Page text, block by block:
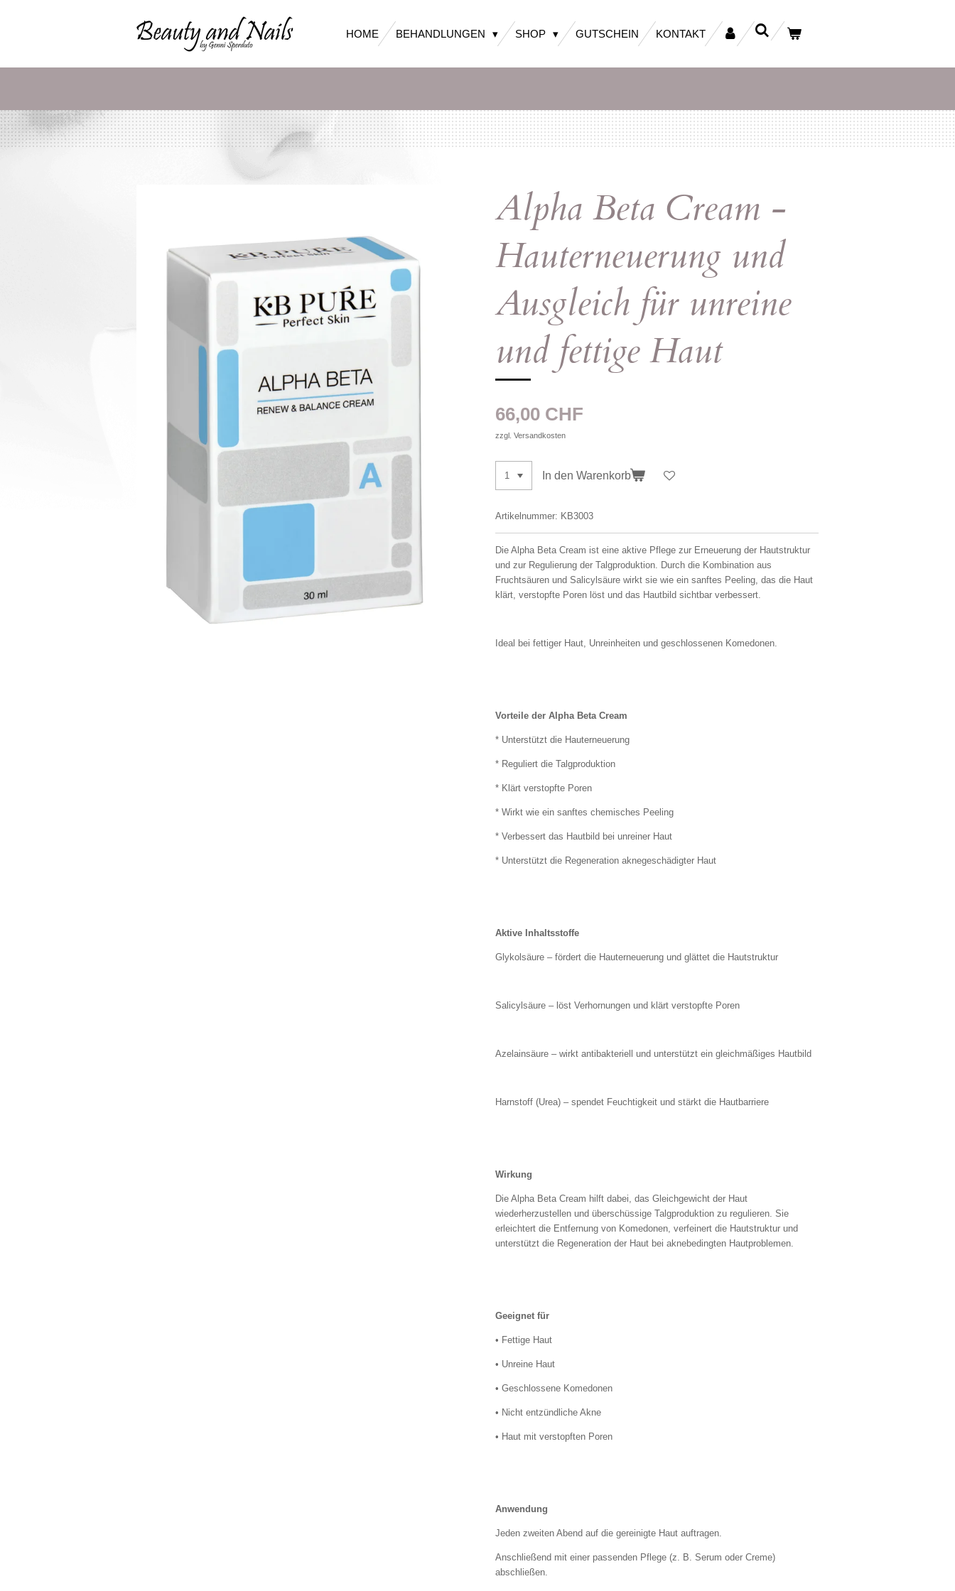
HOME BEHANDLUNGEN SHOP GUTSCHEIN KONTAKT
Alpha Beta Cream -
Hauterneuerung und
Ausgleich für unreine
und fettige Haut
66,00 CHF
zzgl. Versandkosten
In den Warenkorb
Artikelnummer: KB3003
Die Alpha Beta Cream ist eine aktive Pflege zur Erneuerung der Hautstruktur
und zur Regulierung der Talgproduktion. Durch die Kombination aus
Fruchtsäuren und Salicylsäure wirkt sie wie ein sanftes Peeling, das die Haut
klärt, verstopfte Poren löst und das Hautbild sichtbar verbessert.
Ideal bei fettiger Haut, Unreinheiten und geschlossenen Komedonen.
Vorteile der Alpha Beta Cream
* Unterstützt die Hauterneuerung
* Reguliert die Talgproduktion
* Klärt verstopfte Poren
* Wirkt wie ein sanftes chemisches Peeling
* Verbessert das Hautbild bei unreiner Haut
* Unterstützt die Regeneration aknegeschädigter Haut
Aktive Inhaltsstoffe
Glykolsäure – fördert die Hauterneuerung und glättet die Hautstruktur
Salicylsäure – löst Verhornungen und klärt verstopfte Poren
Azelainsäure – wirkt antibakteriell und unterstützt ein gleichmäßiges Hautbild
Harnstoff (Urea) – spendet Feuchtigkeit und stärkt die Hautbarriere
Wirkung
Die Alpha Beta Cream hilft dabei, das Gleichgewicht der Haut
wiederherzustellen und überschüssige Talgproduktion zu regulieren. Sie
erleichtert die Entfernung von Komedonen, verfeinert die Hautstruktur und
unterstützt die Regeneration der Haut bei aknebedingten Hautproblemen.
Geeignet für
• Fettige Haut
• Unreine Haut
• Geschlossene Komedonen
• Nicht entzündliche Akne
• Haut mit verstopften Poren
Anwendung
Jeden zweiten Abend auf die gereinigte Haut auftragen.
Anschließend mit einer passenden Pflege (z. B. Serum oder Creme)
abschließen.